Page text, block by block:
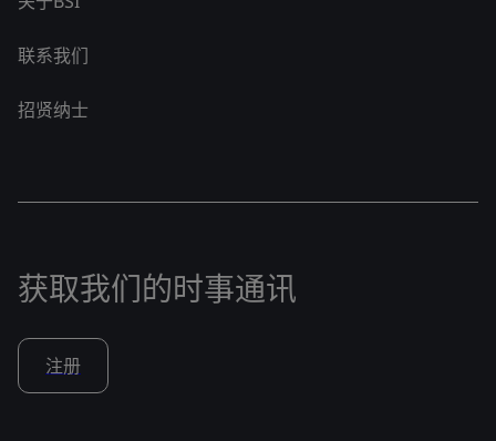
联系我们
招贤纳士
获取我们的时事通讯
注册